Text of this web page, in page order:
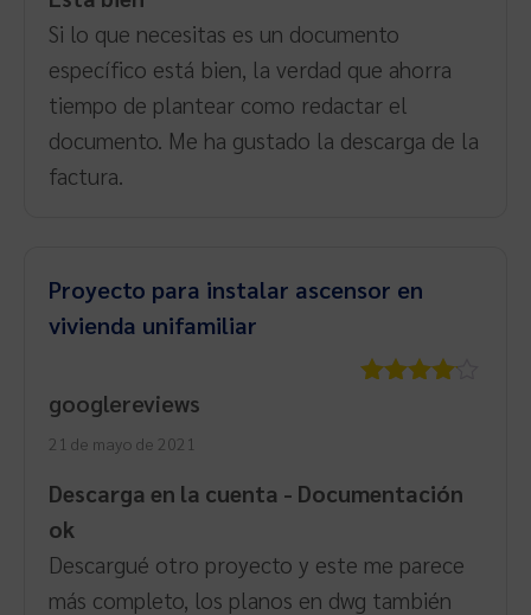
Si lo que necesitas es un documento
específico está bien, la verdad que ahorra
tiempo de plantear como redactar el
documento. Me ha gustado la descarga de la
factura.
Proyecto para instalar ascensor en
vivienda unifamiliar
googlereviews
21 de mayo de 2021
Descarga en la cuenta - Documentación
ok
Descargué otro proyecto y este me parece
más completo, los planos en dwg también